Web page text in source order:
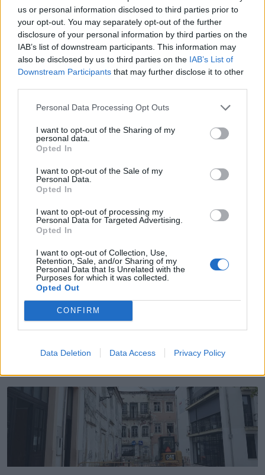
us or personal information disclosed to third parties prior to
your opt-out. You may separately opt-out of the further
disclosure of your personal information by third parties on the
IAB’s list of downstream participants. This information may
also be disclosed by us to third parties on the IAB’s List of
Downstream Participants that may further disclose it to other
Personal Data Processing Opt Outs
I want to opt-out of the Sharing of my
personal data.
Opted In
I want to opt-out of the Sale of my
Personal Data.
Opted In
I want to opt-out of processing my
Personal Data for Targeted Advertising.
Opted In
I want to opt-out of Collection, Use,
Retention, Sale, and/or Sharing of my
Personal Data that Is Unrelated with the
Purposes for which it was collected.
Opted Out
CONFIRM
Data Deletion Data Access Privacy Policy
Partilhar nas redes sociais
Últimas Notícias
Detido homem indiciado por vários roubos e
furtos no distrito de Coimbra
7/08/2026